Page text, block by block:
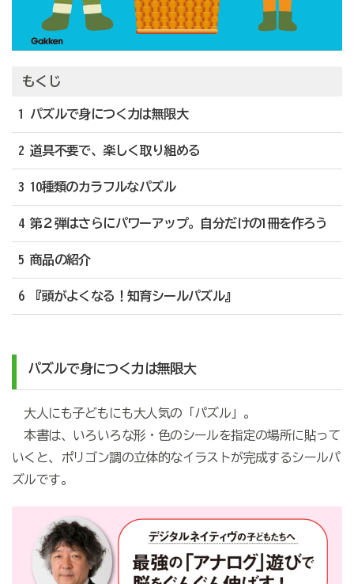
もくじ
1 パズルで身につく力は無限大
2 道具不要で、楽しく取り組める
3 10種類のカラフルなパズル
4 第２弾はさらにパワーアップ。自分だけの1冊を作ろう
5 商品の紹介
6 『頭がよくなる！知育シールパズル』
パズルで身につく力は無限大
大人にも子どもにも大人気の「パズル」。
本書は、いろいろな形・色のシールを指定の場所に貼って
いくと、ポリゴン調の立体的なイラストが完成するシールパ
ズルです。